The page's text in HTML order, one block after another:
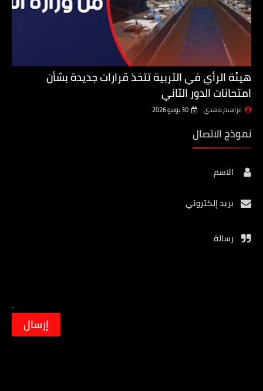
هيئة الرأي في التربية تتخذ قرارات جديدة بشأن
امتحانات الدور الثاني
ابراهيم مهدي 30 يونيو 2026
نموذج الاتصال
الاسم
بريد إلكتروني
رسالة